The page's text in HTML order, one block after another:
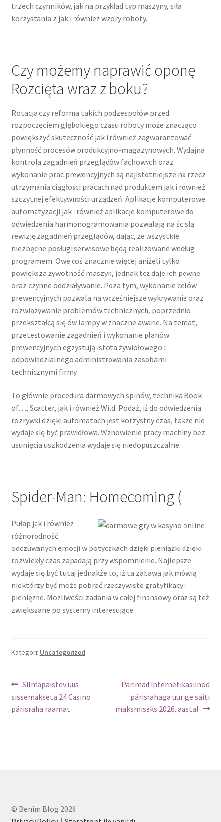
trzech czynników, jak na przykład typ maszyny, siła
korzystania z jak i również wzory roboty.
Czy możemy naprawić oponę
Rozcięta wraz z boku?
Rotacja czy reforma takich podzespołów przed
rozpoczęciem głębokiego czasu roboty może znacząco
powiększyć skuteczność jak i również zagwarantować
płynność procesów produkcyjno-magazynowych. Wydajna
kontrola zagadnień przeglądów fachowych oraz
wykonanie prac prewencyjnych są najistotniejsze na rzecz
utrzymania ciągłości pracach nad produktem jak i również
szczytnej efektywności urządzeń. Aplikacje komputerowe
automatyzacji jak i również aplikacje komputerowe do
odwiedzenia harmonogramowania pozwalają na ścisłą
rewizję zagadnień przeglądów, dając, że wszystkie
niezbędne posługi serwisowe będą realizowane według
programem. Owe coś znacznie więcej aniżeli tylko
powiększa żywotność maszyn, jednak też daje ich pewne
oraz czynne oddziaływanie. Poza tym, wykonanie celów
prewencyjnych pozwala na wcześniejsze wykrywanie oraz
rozwiązywanie problemów technicznych, poprzednio
przekształcą się ów lampy w znaczne awarie. Na temat,
przetestowanie zagadnień i wykonanie planów
prewencyjnych egzystują istota żywiołowego i
odpowiedzialnego administrowania zasobami
technicznymi firmy.
To głównie procedura darmowych spinów, technika Book
of…, Scatter, jak i również Wild. Podaż, iż do odwiedzenia
rozrywki dzięki automatach jest korzystny czas, także nie
wydaje się być prawidłowa. Wznowienie pracy machiny bez
usunięcia uszkodzenia wydaje się niedopuszczalne.
Spider-Man: Homecoming (
Pułap jak i również
różnorodność
odczuwanych emocji w potyczkach dzięki pieniążki dzięki
rozwlekły czas zapadają przy wspomnienie. Najlepsze
wydaje się być tutaj jednakże to, iż ta zabawa jak mówią
niektórzy być może pobrać rzeczywiste gratyfikacyj
pieniężne. Możliwości zadania w całej finansowy oraz są też
zwiększane po systemy interesujące.
Kategori: Uncategorized
Yazı
dolaşımı
Önceki
yazı:
Silmapaistev uus
sissemakseta 24 Casino
pärisraha raamat
Sonraki
yazı:
Parimad internetikasiinod
pärisrahaga uurige saiti
maksmiseks 2026. aastal
© Benim Blog 2026